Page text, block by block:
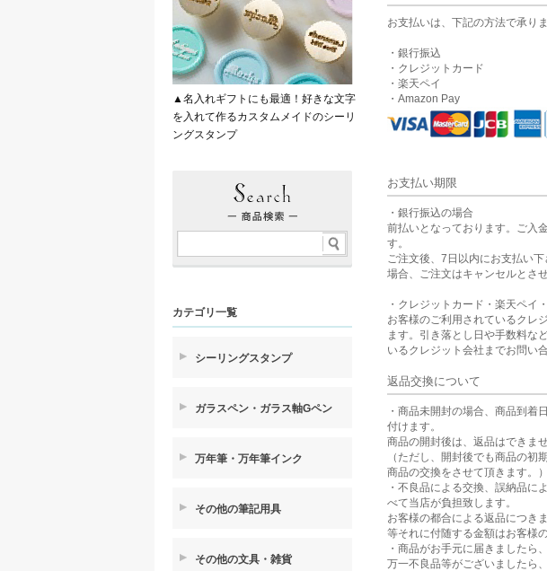
お支払いは、下記の方法で承りま
・銀行振込
・クレジットカード
・楽天ペイ
・Amazon Pay
お支払い期限
・銀行振込の場合
前払いとなっております。ご入
す。
ご注文後、7日以内にお支払い
場合、ご注文はキャンセルとさ
・クレジットカード・楽天ペイ
お客様のご利用されているクレ
ます。引き落とし日や手数料な
いるクレジット会社までお問い
返品交換について
・商品未開封の場合、商品到着
付けます。
商品の開封後は、返品はできま
（ただし、開封後でも商品の初
商品の交換をさせて頂きます。）
・不良品による交換、誤納品に
べて当店が負担致します。
お客様の都合による返品につき
等それに付随する金額はお客様
・商品がお手元に届きましたら
万一不良品等がございましたら
▲名入れギフトにも最適！好きな文字
を入れて作るカスタムメイドのシーリ
ングスタンプ
カテゴリ一覧
シーリングスタンプ
ガラスペン・ガラス軸Gペン
万年筆・万年筆インク
その他の筆記用具
その他の文具・雑貨